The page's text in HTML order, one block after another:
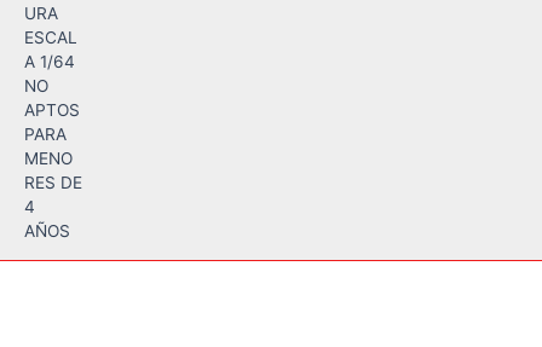
URA
ESCAL
A 1/64
NO
APTOS
PARA
MENO
RES DE
4
AÑOS